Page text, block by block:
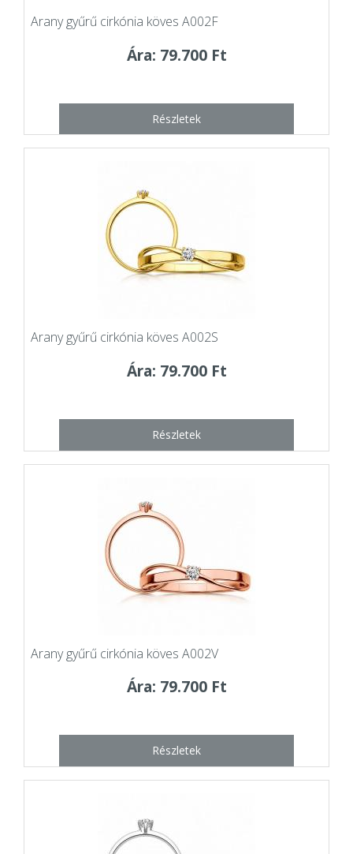
Arany gyűrű cirkónia köves A002F
Ára: 79.700 Ft
Részletek
Arany gyűrű cirkónia köves A002S
Ára: 79.700 Ft
Részletek
Arany gyűrű cirkónia köves A002V
Ára: 79.700 Ft
Részletek